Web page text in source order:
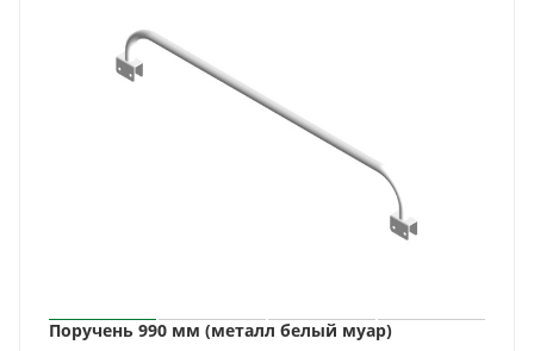
Поручень 990 мм (металл белый муар)